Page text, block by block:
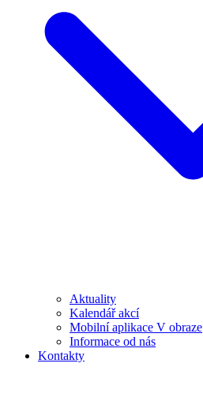
Aktuality
Kalendář akcí
Mobilní aplikace V obraze
Informace od nás
Kontakty